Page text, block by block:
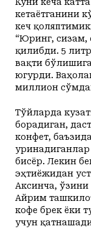
кетаётганини
кеч
“Юринг, сизам,
қилибди. 5
вақти
югурди.
миллион
Тўйларда
борадиган,
конфет,
бисёр. Лекин
эҳтиёжидан
Аксинча,
Айрим
кофе брек ёки
учун